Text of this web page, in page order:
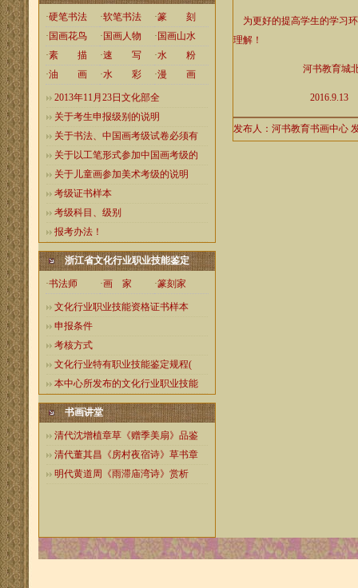
·硬笔书法 ·软笔书法 ·篆 刻
· 国画花鸟 · 国画人物 · 国画山水
·素 描 ·速 写 ·水 粉
·油 画 ·水 彩 ·漫 画
2013年11月23日文化部全
关于考生申报级别的说明
关于书法、中国画考级试卷必须有
关于以工笔形式参加中国画考级的
关于儿童画参加美术考级的说明
考级证书样本
考级科目、级别
报考办法！
浙江省文化行业职业技能鉴定
·书法师 ·画 家 ·篆刻家
文化行业职业技能资格证书样本
申报条件
考核方式
文化行业特有职业技能鉴定规程(
本中心所发布的文化行业职业技能
书画讲堂
清代沈增植章草《赠季美扇》品鉴
清代董其昌《房村夜宿诗》草书章
明代黄道周《雨滞庙湾诗》赏析
为更好的提高学生的学习
理解！
河书教育城北
2016.9.13
发布人：河书教育书画中心